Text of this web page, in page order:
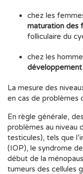
chez les
maturation des
folliculaire du
chez les
La mesure des
en cas de problèmes
En règle générale, des
problèmes au niveau
testicules), tels que
(IOP), le syndrome
début de la
tumeurs des cellules